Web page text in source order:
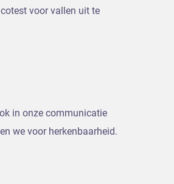
voor vallen uit te
in onze communicatie
we voor herkenbaarheid.